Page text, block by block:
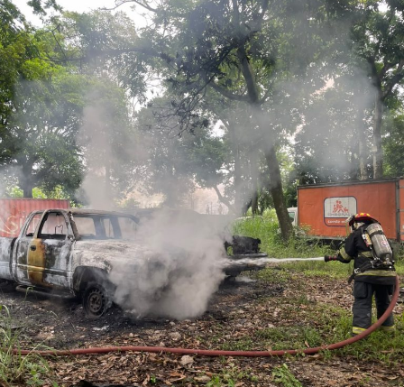
acreditada la responsabilidad de Anselmo “N”, Jesús “N”,
Diego “N”, Lauro Arturo “N”, Dana Natalia “N” y
Bonifacio “N”, imponiéndoles una pena de cuatro años y
nueve meses de prisión.
Los ahora sentenciados formaban parte de la Policía
Municipal de Coscomatepec durante la administración
del alcalde de Movimiento Ciudadano, Armando Reyes
Muñoz, y permanecerán recluidos en el Centro de
Reinserción Social de Mediana Seguridad de La Toma, en
Amatlán de los Reyes, donde cumplirán la condena.
Aunque durante el operativo fueron detenidos siete
policías municipales, la sentencia dada a conocer
corresponde únicamente a seis de ellos. Hasta el
momento, las autoridades no han informado la situación
jurídica del séptimo implicado.